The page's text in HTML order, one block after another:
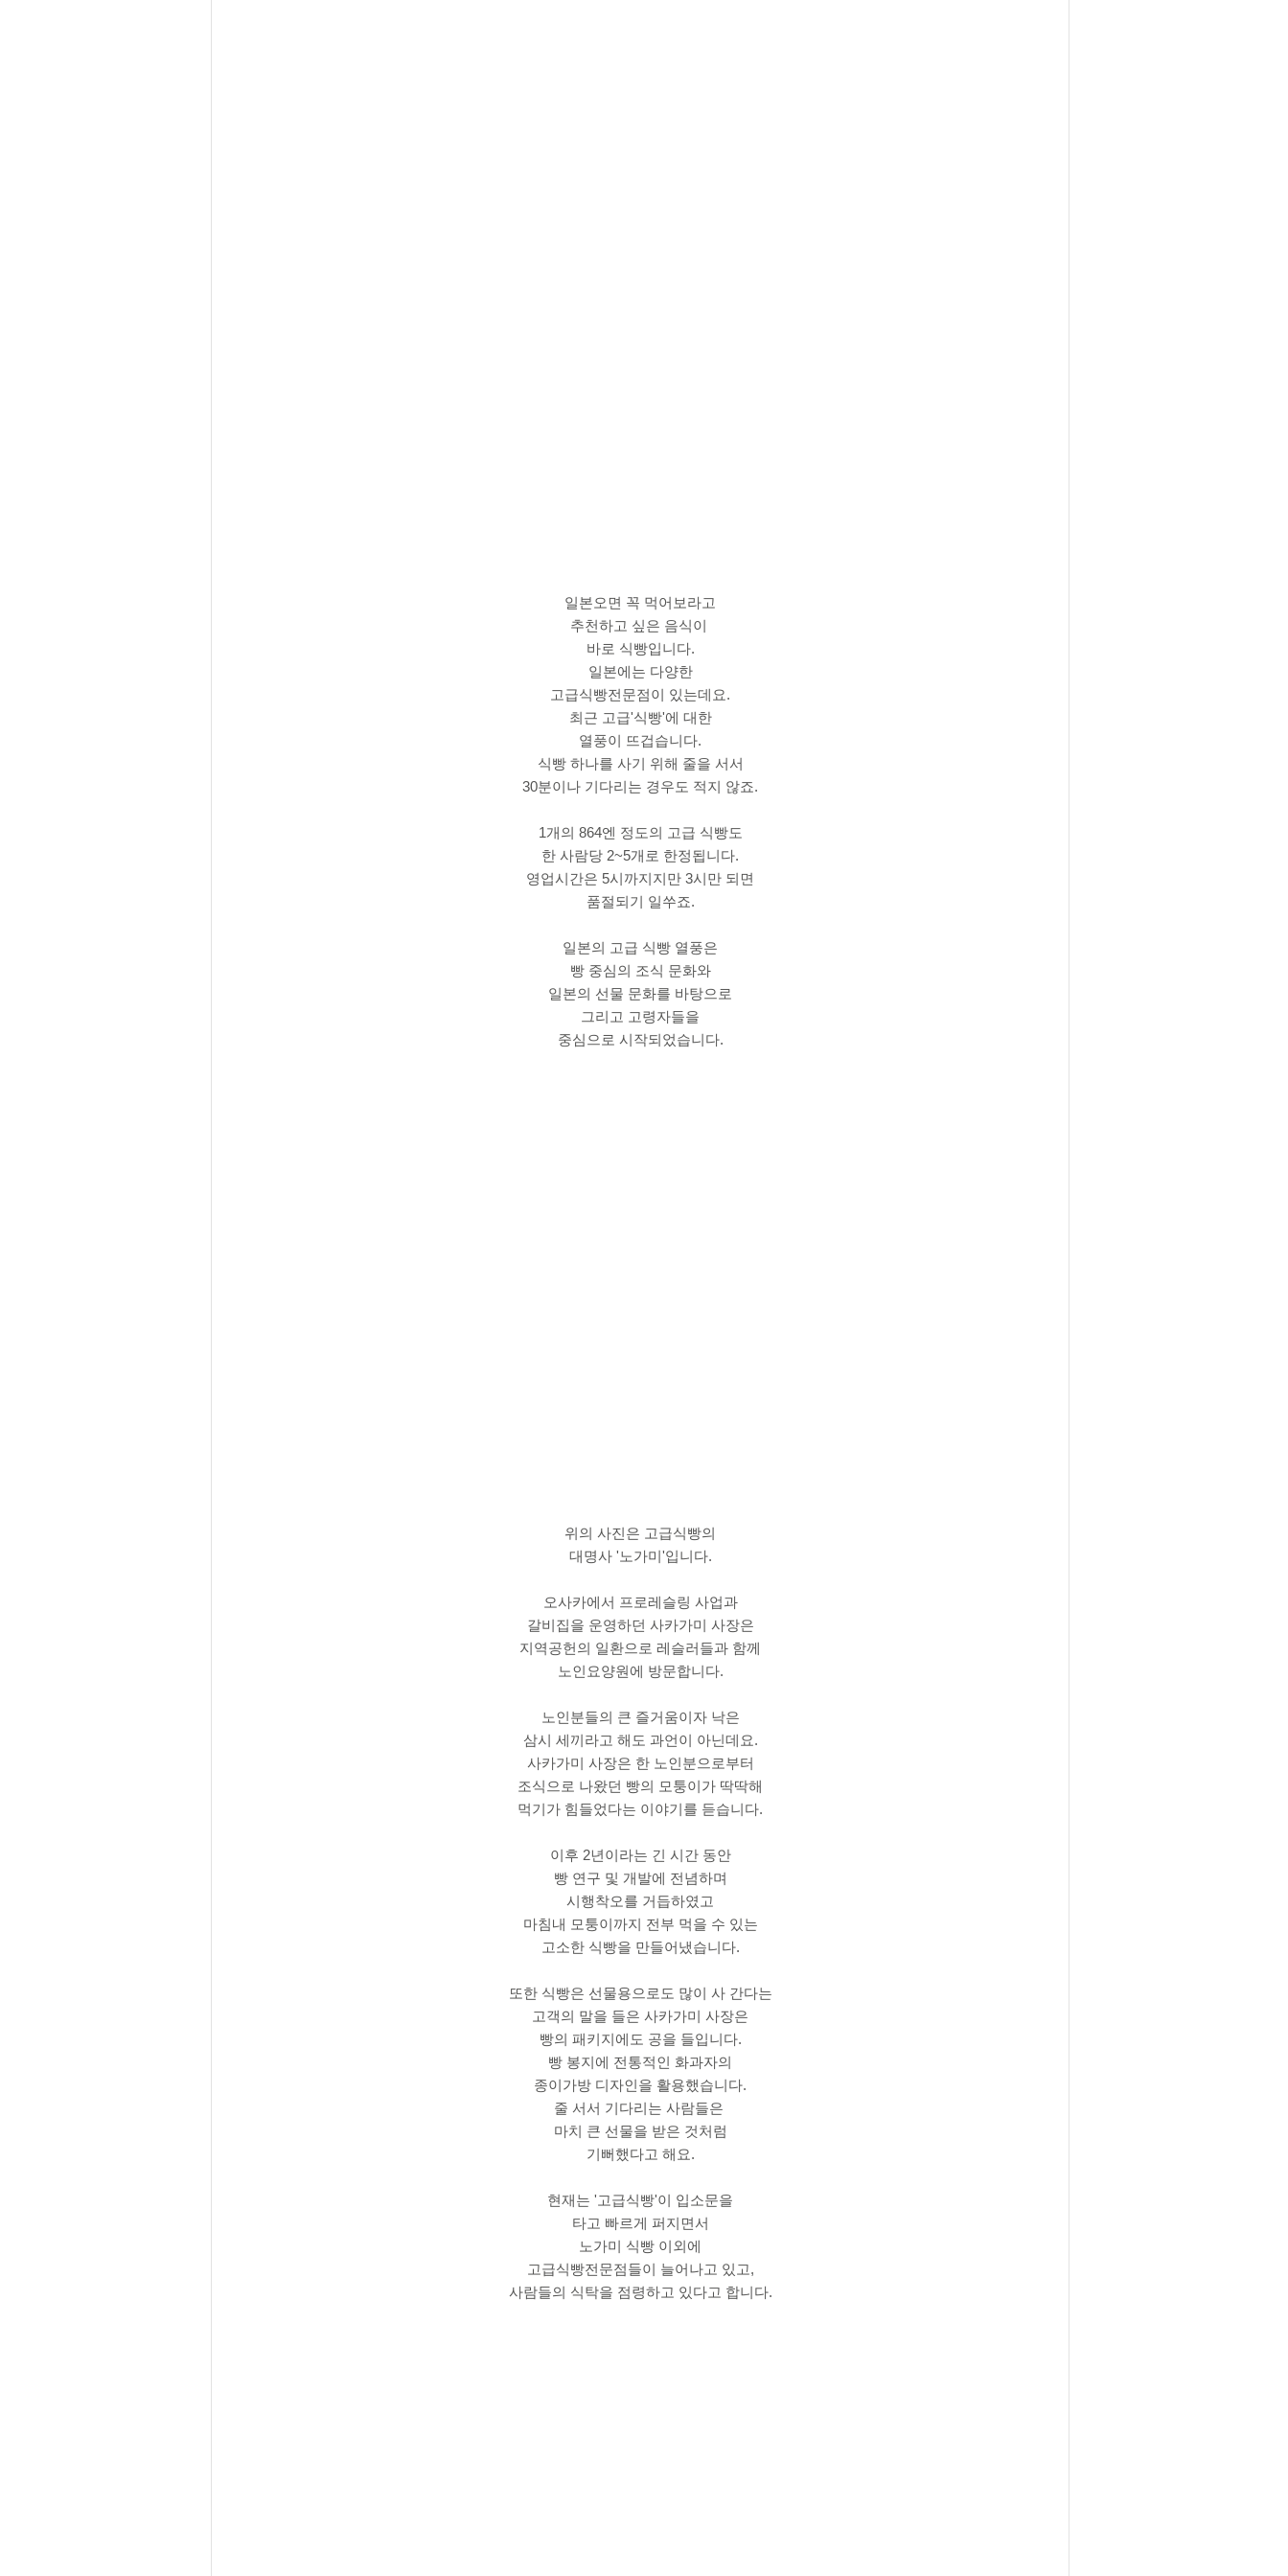
일본오면 꼭 먹어보라고
추천하고 싶은 음식이
바로 식빵입니다.
일본에는 다양한
고급식빵전문점이 있는데요.
최근 고급'식빵'에 대한
열풍이 뜨겁습니다.
식빵 하나를 사기 위해 줄을 서서
30분이나 기다리는 경우도 적지 않죠.
1개의 864엔 정도의 고급 식빵도
한 사람당 2~5개로 한정됩니다.
영업시간은 5시까지지만 3시만 되면
품절되기 일쑤죠.
일본의 고급 식빵 열풍은
빵 중심의 조식 문화와
일본의 선물 문화를 바탕으로
그리고 고령자들을
중심으로 시작되었습니다.
위의 사진은 고급식빵의
대명사 '노가미'입니다.
오사카에서 프로레슬링 사업과
갈비집을 운영하던 사카가미 사장은
지역공헌의 일환으로 레슬러들과 함께
노인요양원에 방문합니다.
노인분들의 큰 즐거움이자 낙은
삼시 세끼라고 해도 과언이 아닌데요.
사카가미 사장은 한 노인분으로부터
조식으로 나왔던 빵의 모퉁이가 딱딱해
먹기가 힘들었다는 이야기를 듣습니다.
이후 2년이라는 긴 시간 동안
빵 연구 및 개발에 전념하며
시행착오를 거듭하였고
마침내 모퉁이까지 전부 먹을 수 있는
고소한 식빵을 만들어냈습니다.
또한 식빵은 선물용으로도 많이 사 간다는
고객의 말을 들은 사카가미 사장은
빵의 패키지에도 공을 들입니다.
빵 봉지에 전통적인 화과자의
종이가방 디자인을 활용했습니다.
줄 서서 기다리는 사람들은
마치 큰 선물을 받은 것처럼
기뻐했다고 해요.
현재는 '고급식빵'이 입소문을
타고 빠르게 퍼지면서
노가미 식빵 이외에
고급식빵전문점들이 늘어나고 있고,
사람들의 식탁을 점령하고 있다고 합니다.